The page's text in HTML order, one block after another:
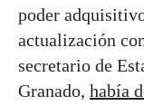
poder
actualización
secretario de
Granado, había